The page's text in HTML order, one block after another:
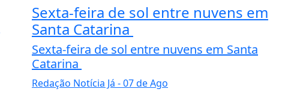
Sexta-feira de sol entre nuvens em
Santa Catarina
Sexta-feira de sol entre nuvens em Santa
Catarina
Redação Notícia Já - 07 de Ago